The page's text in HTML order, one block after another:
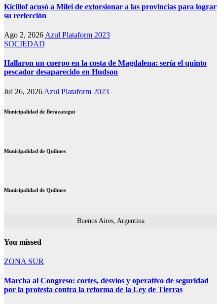
Kicillof acusó a Milei de extorsionar a las provincias para lograr
su reelección
Ago 2, 2026 Azul Plataform 2023
SOCIEDAD
Hallaron un cuerpo en la costa de Magdalena: sería el quinto
pescador desaparecido en Hudson
Jul 26, 2026 Azul Plataform 2023
Municipalidad de Berazategui
Municipalidad de Quilmes
Municipalidad de Quilmes
Buenos Aires, Argentina
You missed
ZONA SUR
Marcha al Congreso: cortes, desvíos y operativo de seguridad
por la protesta contra la reforma de la Ley de Tierras